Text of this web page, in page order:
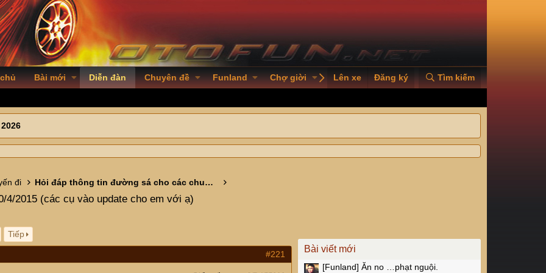
Bài mới Diễn đàn Chuyên đề Funland Chợ giời PVOILVGC2026
Lên xe Đăng ký Tìm kiếm
đi Hỏi đáp thông tin đường sá cho các chuyến đi
2015 (các cụ vào update cho em với ạ)
Tiếp
#221 Bài viết mới
[Funland] Ăn no …phạt nguội.